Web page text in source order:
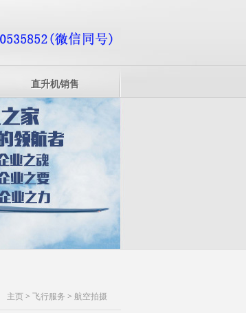
直升机销售
主页 > 飞行服务 > 航空拍摄